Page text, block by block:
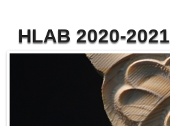
HLAB 2020-2021